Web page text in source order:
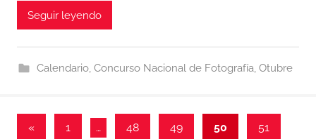
Seguir leyendo
Calendario, Concurso Nacional de Fotografía, Otubre
Paginación
«Entradas
1 … 48 49 50 51